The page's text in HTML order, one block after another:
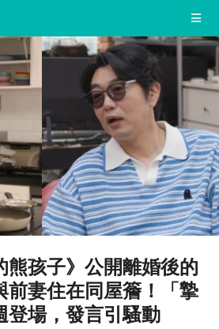
熊孩子》公開離婚後的
前妻住在同屋簷！「摯
登場，發言引騷動